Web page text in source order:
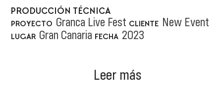
PRODUCCIÓN TÉCNICA
PROYECTO Granca Live Fest CLIENTE New Event
LUGAR Gran Canaria FECHA 2023
Leer más